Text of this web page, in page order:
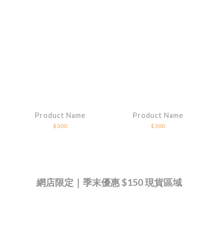
Product Name
$300
Product Name
$300
網店限定｜季末優惠 $150 現貨區域